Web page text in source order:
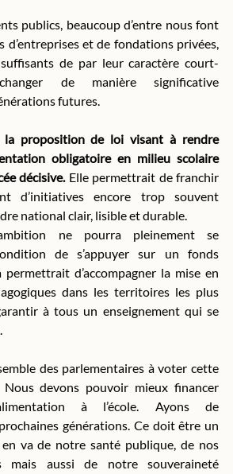
publics, beaucoup d’entre nous font
d’entreprises et de fondations privées,
de par leur caractère court-
de manière significative
futures.
la proposition de loi visant à rendre
obligatoire en milieu scolaire
décisive. Elle permettrait de franchir
d’initiatives encore trop souvent
national clair, lisible et durable.
ne pourra pleinement se
de s’appuyer sur un fonds
permettrait d’accompagner la mise en
dans les territoires les plus
à tous un enseignement qui se
des parlementaires à voter cette
devons pouvoir mieux financer
à l’école. Ayons de
générations. Ce doit être un
va de notre santé publique, de nos
mais aussi de notre souveraineté